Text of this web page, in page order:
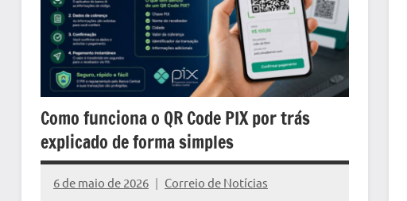
Como funciona o QR Code PIX por trás
explicado de forma simples
6 de maio de 2026 Correio de Notícias
Nenhum